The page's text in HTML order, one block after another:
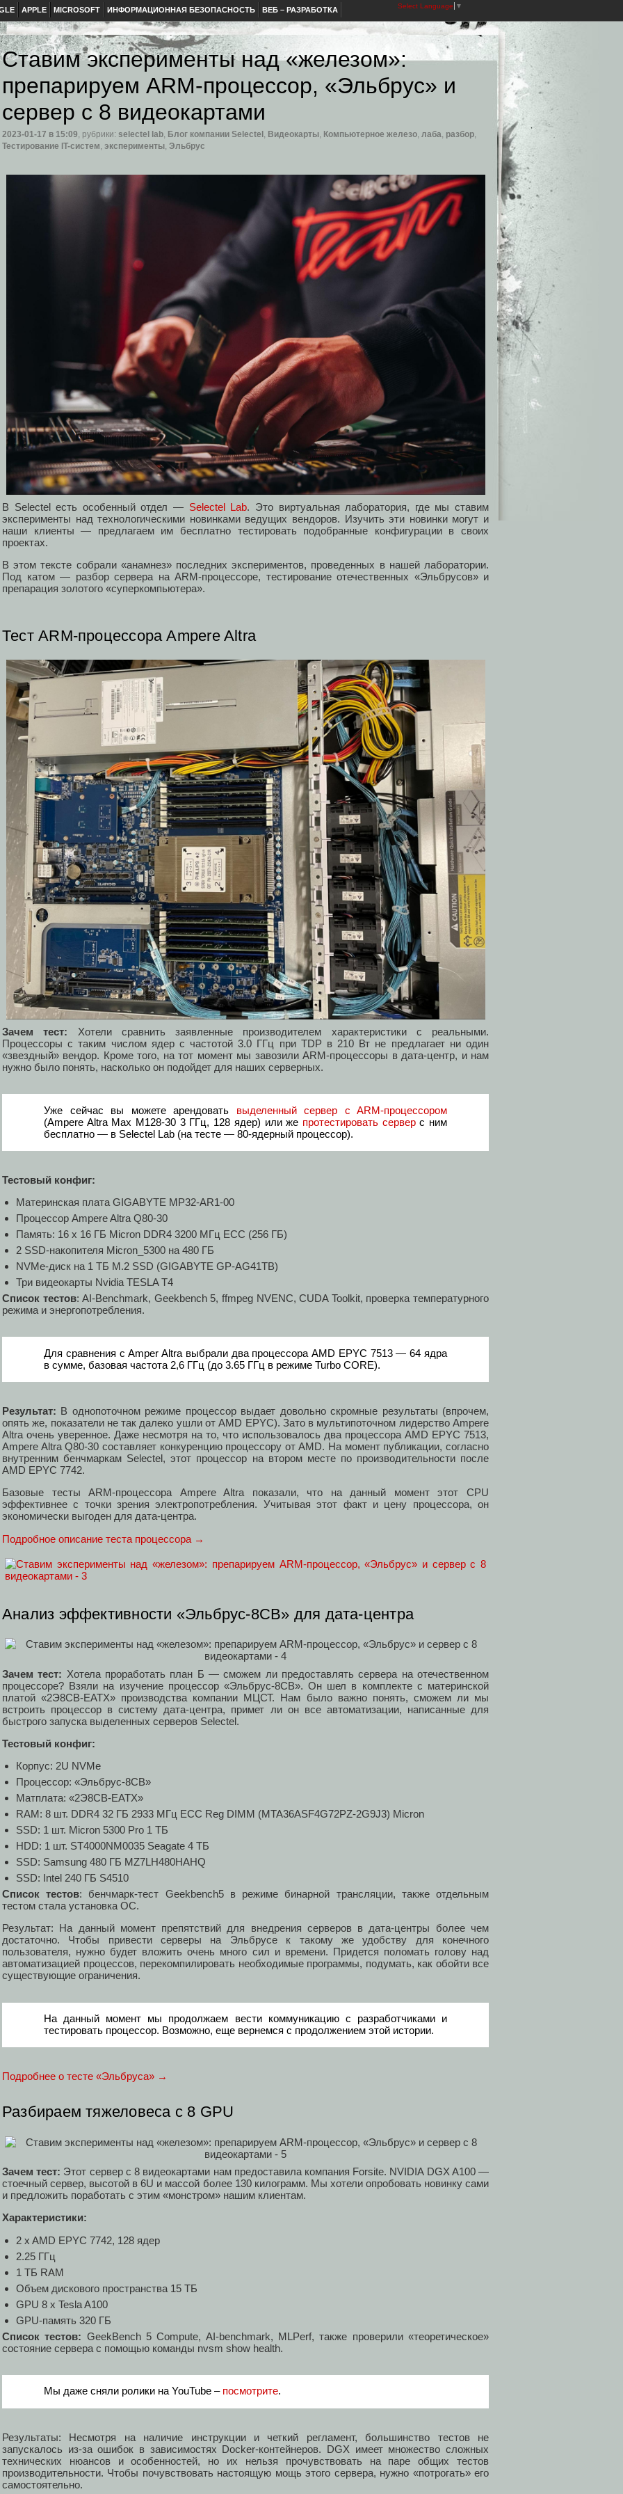
APPLE MICROSOFT ИНФОРМАЦИОННАЯ БЕЗОПАСНОСТЬ ВЕБ – РАЗРАБОТКА Select Language ▼
Ставим эксперименты над «железом»:
препарируем ARM-процессор, «Эльбрус» и
сервер с 8 видеокартами
2023-01-17 в 15:09, рубрики: selectel lab, Блог компании Selectel , Видеокарты, Компьютерное железо, лаба, разбор,
Тестирование IT-систем, эксперименты, Эльбрус
В Selectel есть особенный отдел — Selectel Lab. Это виртуальная лаборатория, где мы ставим
эксперименты над технологическими новинками ведущих вендоров. Изучить эти новинки могут и
наши клиенты — предлагаем им бесплатно тестировать подобранные конфигурации в своих
проектах.
В этом тексте собрали «анамнез» последних экспериментов, проведенных в нашей лаборатории.
Под катом — разбор сервера на ARM-процессоре, тестирование отечественных «Эльбрусов» и
препарация золотого «суперкомпьютера».
Тест ARM-процессора Ampere Altra
Зачем тест: Хотели сравнить заявленные производителем характеристики с реальными.
Процессоры с таким числом ядер с частотой 3.0 ГГц при TDP в 210 Вт не предлагает ни один
«звездный» вендор. Кроме того, на тот момент мы завозили ARM-процессоры в дата-центр, и нам
нужно было понять, насколько он подойдет для наших серверных.
Уже сейчас вы можете арендовать выделенный сервер c ARM-процессором
(Ampere Altra Max M128-30 3 ГГц, 128 ядер) или же протестировать серверс ним
бесплатно — в Selectel Lab (на тесте — 80-ядерный процессор).
Тестовый конфиг:
Материнская плата GIGABYTE MP32-AR1-00
Процессор Ampere Altra Q80-30
Память: 16 x 16 ГБ Micron DDR4 3200 МГц ECC (256 ГБ)
2 SSD-накопителя Micron_5300 на 480 ГБ
NVMe-диск на 1 ТБ M.2 SSD (GIGABYTE GP-AG41TB)
Три видеокарты Nvidia TESLA T4
Список тестов: AI-Benchmark, Geekbench 5, ffmpeg NVENC, CUDA Toolkit, проверка температурного
режима и энергопотребления.
Для сравнения с Amper Altra выбрали два процессора AMD EPYC 7513 — 64 ядра
в сумме, базовая частота 2,6 ГГц (до 3.65 ГГц в режиме Turbo CORE).
Результат: В однопоточном режиме процессор выдает довольно скромные результаты (впрочем,
опять же, показатели не так далеко ушли от AMD EPYC). Зато в мультипоточном лидерство Ampere
Altra очень уверенное. Даже несмотря на то, что использовалось два процессора AMD EPYC 7513,
Ampere Altra Q80-30 составляет конкуренцию процессору от AMD. На момент публикации, согласно
внутренним бенчмаркам Selectel, этот процессор на втором месте по производительности после
AMD EPYC 7742.
Базовые тесты ARM-процессора Ampere Altra показали, что на данный момент этот CPU
эффективнее с точки зрения электропотребления. Учитывая этот факт и цену процессора, он
экономически выгоден для дата-центра.
Подробное описание теста процессора →
Анализ эффективности «Эльбрус-8СВ» для дата-центра
Зачем тест: Хотела проработать план Б — сможем ли предоставлять сервера на отечественном
процессоре? Взяли на изучение процессор «Эльбрус-8СВ». Он шел в комплекте с материнской
платой «2Э8СВ-EATX» производства компании МЦСТ. Нам было важно понять, сможем ли мы
встроить процессор в систему дата-центра, примет ли он все автоматизации, написанные для
быстрого запуска выделенных серверов Selectel.
Тестовый конфиг:
Корпус: 2U NVMe
Процессор: «Эльбрус-8СВ»
Матплата: «2Э8СВ-EATX»
RAM: 8 шт. DDR4 32 ГБ 2933 МГц ECC Reg DIMM (MTA36ASF4G72PZ-2G9J3) Micron
SSD: 1 шт. Micron 5300 Pro 1 ТБ
HDD: 1 шт. ST4000NM0035 Seagate 4 ТБ
SSD: Samsung 480 ГБ MZ7LH480HAHQ
SSD: Intel 240 ГБ S4510
Список тестов: бенчмарк-тест Geekbench5 в режиме бинарной трансляции, также отдельным
тестом стала установка ОС.
Результат: На данный момент препятствий для внедрения серверов в дата-центры более чем
достаточно. Чтобы привести серверы на Эльбрусе к такому же удобству для конечного
пользователя, нужно будет вложить очень много сил и времени. Придется поломать голову над
автоматизацией процессов, перекомпилировать необходимые программы, подумать, как обойти все
существующие ограничения.
На данный момент мы продолжаем вести коммуникацию с разработчиками и
тестировать процессор. Возможно, еще вернемся с продолжением этой истории.
Подробнее о тесте «Эльбруса» →
Разбираем тяжеловеса с 8 GPU
Зачем тест: Этот сервер с 8 видеокартами нам предоставила компания Forsite. NVIDIA DGX A100 —
стоечный сервер, высотой в 6U и массой более 130 килограмм. Мы хотели опробовать новинку сами
и предложить поработать с этим «монстром» нашим клиентам.
Характеристики:
2 x AMD EPYC 7742, 128 ядер
2.25 ГГц
1 ТБ RAM
Объем дискового пространства 15 ТБ
GPU 8 х Tesla A100
GPU-память 320 ГБ
Список тестов: GeekBench 5 Compute, AI-benchmark, MLPerf, также проверили «теоретическое»
состояние сервера с помощью команды nvsm show health.
Мы даже сняли ролики на YouTube – посмотрите.
Результаты: Несмотря на наличие инструкции и четкий регламент, большинство тестов не
запускалось из-за ошибок в зависимостях Docker-контейнеров. DGX имеет множество сложных
технических нюансов и особенностей, но их нельзя прочувствовать на паре общих тестов
производительности. Чтобы почувствовать настоящую мощь этого сервера, нужно «потрогать» его
самостоятельно.